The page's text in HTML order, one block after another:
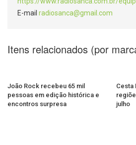
E-mail radiosanca@gmail.com
Itens relacionados (por
João Rock recebeu 65 mil
pessoas em edição histórica e
encontros surpresa
Cesta
julho